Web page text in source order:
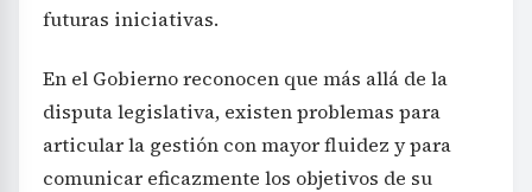
futuras iniciativas.
En el Gobierno reconocen que más allá de la
disputa legislativa, existen problemas para
articular la gestión con mayor fluidez y para
comunicar eficazmente los objetivos de su